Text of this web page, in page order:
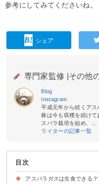
参考にしてみてくださいね。
シェア
専門家監修 | その他
Blog
Instagram
平成元年から続くアス
株は今も収穫を続け
スパラ栽培を始め、...
ライターの記事一覧
目次
アスパラガスは生食できる？